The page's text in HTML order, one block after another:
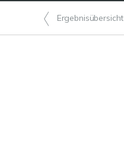
Ergebnisübersicht